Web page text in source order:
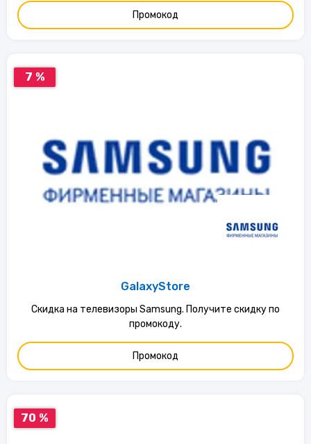
Промокод
7 %
GalaxyStore
Скидка на телевизоры Samsung. Получите скидку по
промокоду.
Промокод
70 %